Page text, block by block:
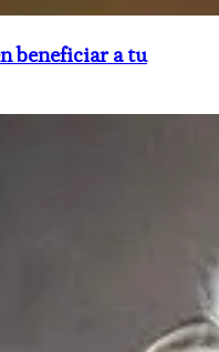
beneficiar a tu